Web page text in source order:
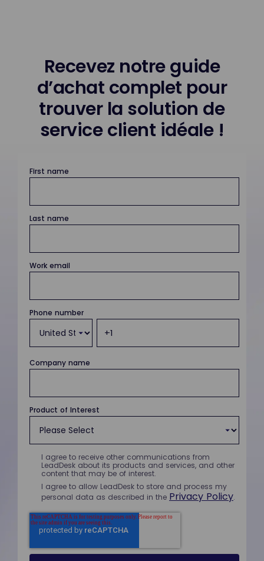
Recevez notre guide
d’achat complet pour
trouver la solution de
service client idéale !
First name
Last name
Work email
Phone number
Company name
Product of Interest
I agree to receive other communications from
LeadDesk about its products and services, and other
content that may be of interest.
I agree to allow LeadDesk to store and process my
personal data as described in the Privacy Policy.